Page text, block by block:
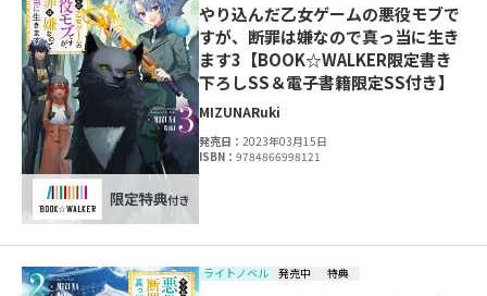
やり込んだ乙女ゲームの悪役モブで
すが、断罪は嫌なので真っ当に生き
ます3【BOOK☆WALKER限定書き
下ろしSS＆電子書籍限定SS付き】
MIZUNARuki
発売日：2023年03月15日
ISBN：9784866998121
ライトノベル 発売中 特典